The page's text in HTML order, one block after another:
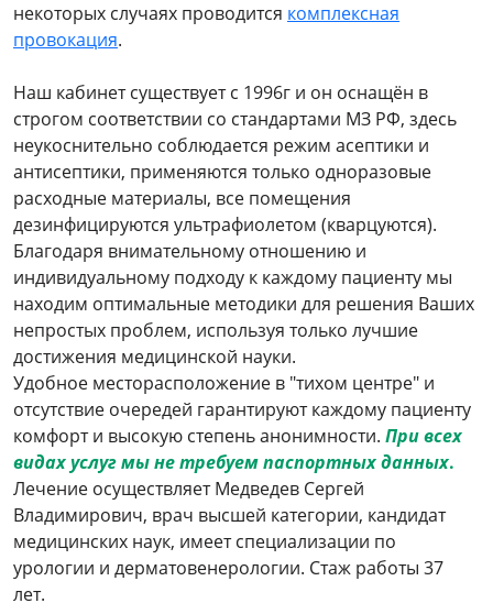
некоторых случаях проводится комплексная
провокация.
Наш кабинет существует с 1996г и он оснащён в
строгом соответствии со стандартами МЗ РФ, здесь
неукоснительно соблюдается режим асептики и
антисептики, применяются только одноразовые
расходные материалы, все помещения
дезинфицируются ультрафиолетом (кварцуются).
Благодаря внимательному отношению и
индивидуальному подходу к каждому пациенту мы
находим оптимальные методики для решения Ваших
непростых проблем, используя только лучшие
достижения медицинской науки.
Удобное месторасположение в "тихом центре" и
отсутствие очередей гарантируют каждому пациенту
комфорт и высокую степень анонимности. При всех
видах услуг мы не требуем паспортных данных.
Лечение осуществляет Медведев Сергей
Владимирович, врач высшей категории, кандидат
медицинских наук, имеет специализации по
урологии и дерматовенерологии. Стаж работы 37
лет.